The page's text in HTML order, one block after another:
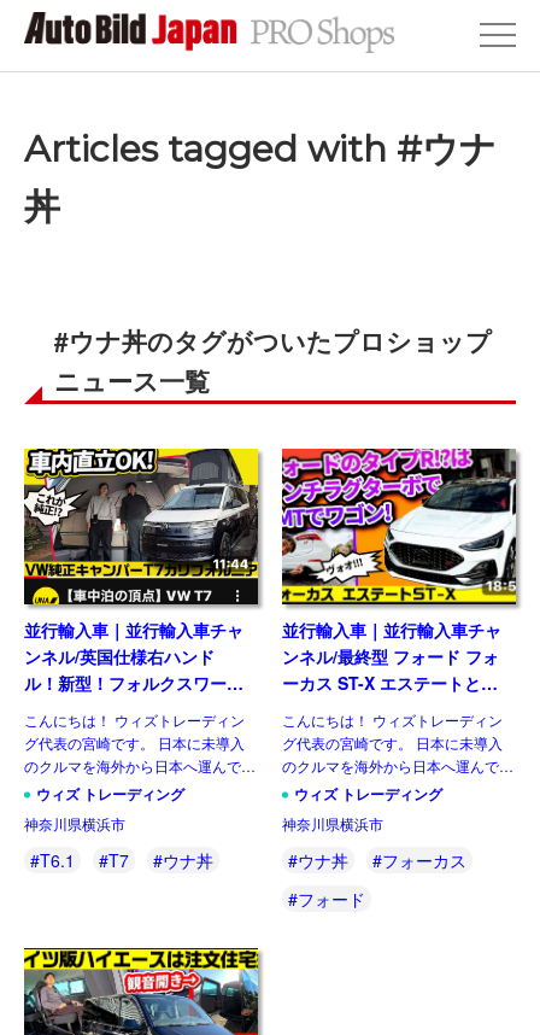
Articles tagged with #ウナ
丼
#ウナ丼のタグがついたプロショップ
ニュース一覧
並行輸入車｜並行輸入車チャ
ンネル/英国仕様右ハンド
ル！新型！フォルクスワーゲ
ン T7カリフォルニアと自動
車YouTuber ウナ丼さんの動
画に参加 ⑯
こんにちは！ ウィズトレーディン
グ代表の宮崎です。 日本に未導入
のクルマを海外から日本へ運んで、
全国のお客様へお届けします。ウィ
運営するYouTube『並行輸入車チャ
ンネル』では、取り扱 […]
ウィズ トレーディング
神奈川県横浜市
#T6.1 #T7 #ウナ丼
並行輸入車｜並行輸入車チャ
ンネル/最終型 フォード フォ
ーカス ST-X エステートと自
動車YouTuber ウナ丼さんの
動画に参加 ！⑮
こんにちは！ ウィズトレーディン
グ代表の宮崎です。 日本に未導入
のクルマを海外から日本へ運んで、
全国のお客様へお届けします。ウィ
運営するYouTube『並行輸入車チャ
ンネル』では、取り扱 […]
ウィズ トレーディング
神奈川県横浜市
#ウナ丼
#フォーカス
#フォード